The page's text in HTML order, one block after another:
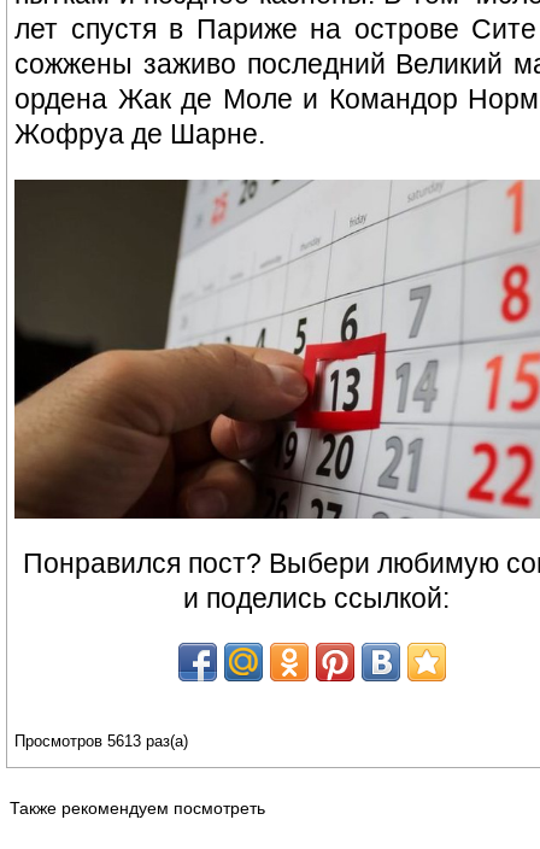
лет спустя в Париже на острове
сожжены заживо последний Великий
ордена Жак де Моле и Командор
Жофруа де Шарне.
Понравился пост? Выбери любимую
и поделись ссылкой:
Просмотров 5613 раз(а)
Также рекомендуем посмотреть